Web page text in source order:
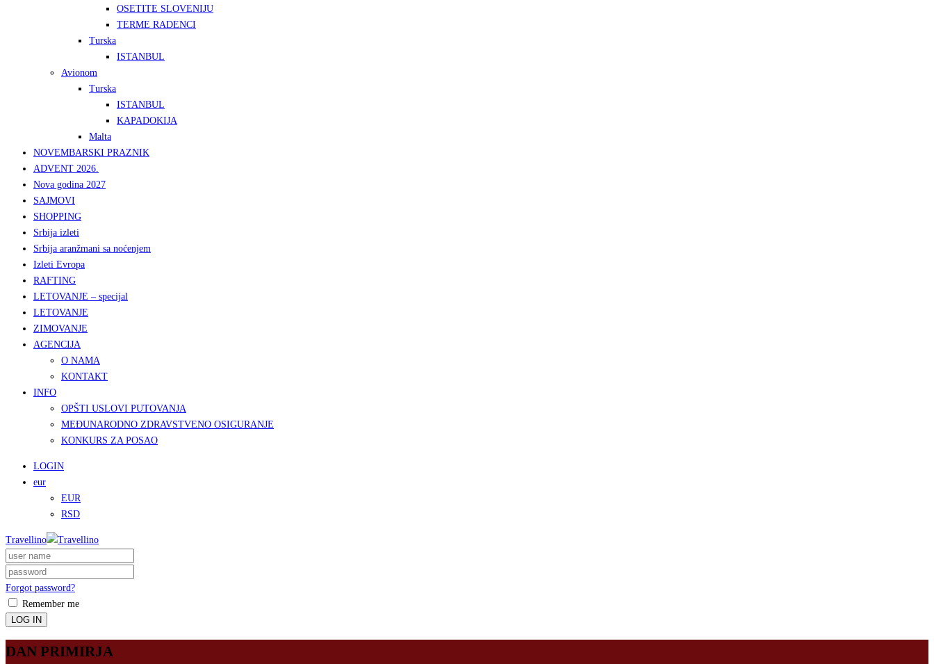
OSETITE SLOVENIJU
TERME RADENCI
Turska
ISTANBUL
Avionom
Turska
ISTANBUL
KAPADOKIJA
Malta
NOVEMBARSKI PRAZNIK
ADVENT 2026.
Nova godina 2027
SAJMOVI
SHOPPING
Srbija izleti
Srbija aranžmani sa noćenjem
Izleti Evropa
RAFTING
LETOVANJE – specijal
LETOVANJE
ZIMOVANJE
AGENCIJA
O NAMA
KONTAKT
INFO
OPŠTI USLOVI PUTOVANJA
MEĐUNARODNO ZDRAVSTVENO OSIGURANJE
KONKURS ZA POSAO
LOGIN
eur
EUR
RSD
Travellino
Forgot password?
Remember me
LOG IN
DAN PRIMIRJA